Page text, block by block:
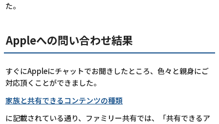
た。
Appleへの問い合わせ結果
すぐにAppleにチャットでお聞きしたところ、色々と親身にご
対応頂くことができました。
家族と共有できるコンテンツの種類
に記載されている通り、ファミリー共有では、「共有できるア